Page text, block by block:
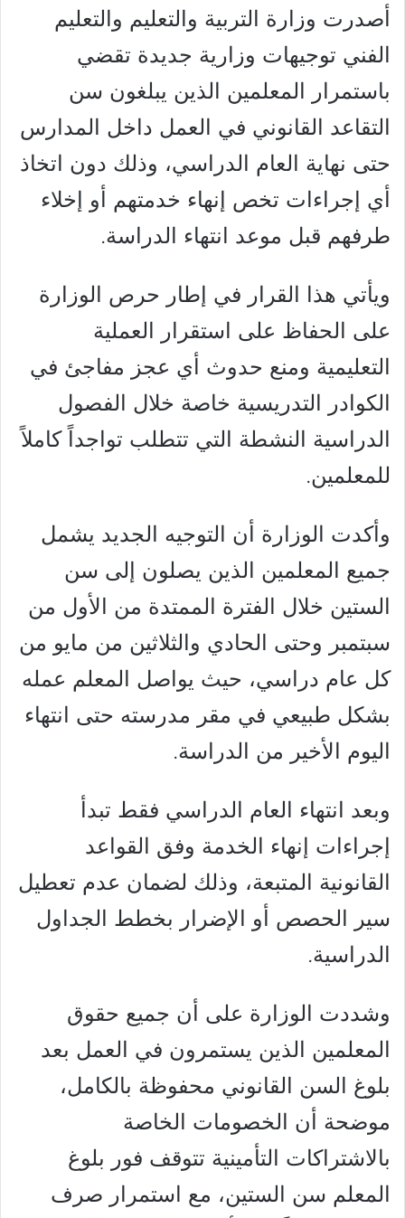
أصدرت وزارة التربية والتعليم والتعليم
الفني توجيهات وزارية جديدة تقضي
باستمرار المعلمين الذين يبلغون سن
التقاعد القانوني في العمل داخل المدارس
حتى نهاية العام الدراسي، وذلك دون اتخاذ
أي إجراءات تخص إنهاء خدمتهم أو إخلاء
طرفهم قبل موعد انتهاء الدراسة.
ويأتي هذا القرار في إطار حرص الوزارة
على الحفاظ على استقرار العملية
التعليمية ومنع حدوث أي عجز مفاجئ في
الكوادر التدريسية خاصة خلال الفصول
الدراسية النشطة التي تتطلب تواجداً كاملاً
للمعلمين.
وأكدت الوزارة أن التوجيه الجديد يشمل
جميع المعلمين الذين يصلون إلى سن
الستين خلال الفترة الممتدة من الأول من
سبتمبر وحتى الحادي والثلاثين من مايو من
كل عام دراسي، حيث يواصل المعلم عمله
بشكل طبيعي في مقر مدرسته حتى انتهاء
اليوم الأخير من الدراسة.
وبعد انتهاء العام الدراسي فقط تبدأ
إجراءات إنهاء الخدمة وفق القواعد
القانونية المتبعة، وذلك لضمان عدم تعطيل
سير الحصص أو الإضرار بخطط الجداول
الدراسية.
وشددت الوزارة على أن جميع حقوق
المعلمين الذين يستمرون في العمل بعد
بلوغ السن القانوني محفوظة بالكامل،
موضحة أن الخصومات الخاصة
بالاشتراكات التأمينية تتوقف فور بلوغ
المعلم سن الستين، مع استمرار صرف